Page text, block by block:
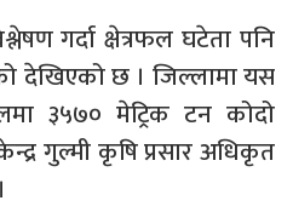
गर्दा क्षेत्रफल घटेता पनि
देखिएको छ । जिल्लामा यस
३५७० मेट्रिक टन कोदो
गुल्मी कृषि प्रसार अधिकृत